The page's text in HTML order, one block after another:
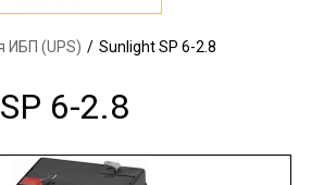
ИБП (UPS) / Sunlight SP 6-2.8
6-2.8